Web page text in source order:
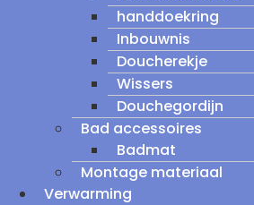
handdoekring
Inbouwnis
Doucherekje
Wissers
Douchegordijn
Bad accessoires
Badmat
Montage materiaal
Verwarming